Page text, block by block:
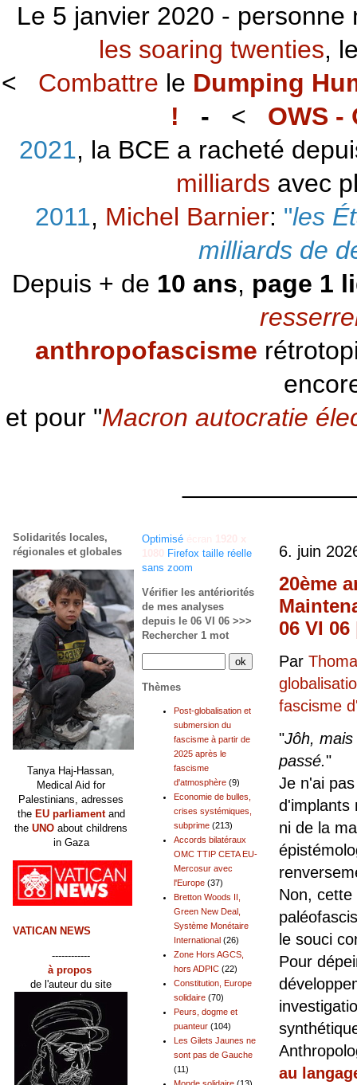
Le 5 janvier 2020 -
les soaring twenties,
< Combattre le Dumping
! - < OWS -
2021, la BCE a racheté
milliards avec
2011, Michel Barnier: "les
milliards de
Depuis + de 10 ans, page 1
anthropofascisme
et pour "Macron autocratie
6. juin
20ème
06 VI 06
Par
fascisme
"Jôh,
passé."
Je n'ai
d'implants
ni de la
Non,
le souci
Pour
au
Optimisé
Firefox taille réelle
sans zoom
Vérifier les antériorités
de mes analyses
depuis le 06 VI 06 >>>
Rechercher 1 mot
Thèmes
Post-globalisation et
submersion du
fascisme à partir de
2025 après le
fascisme
d'atmosphère (9)
Economie de bulles,
crises systémiques,
subprime (213)
Accords bilatéraux
OMC TTIP CETA EU-
Mercosur avec
l'Europe (37)
Bretton Woods II,
Green New Deal,
Système Monétaire
International (26)
Zone Hors AGCS,
hors ADPIC (22)
Constitution, Europe
solidaire (70)
Peurs, dogme et
puanteur (104)
Les Gilets Jaunes ne
sont pas de Gauche
(11)
Solidarités locales,
régionales et globales
Tanya Haj-Hassan,
Medical Aid for
Palestinians, adresses
the EU parliamentand
the UNO about childrens
in Gaza
VATICAN NEWS
------------
à propos
de l'auteur du site